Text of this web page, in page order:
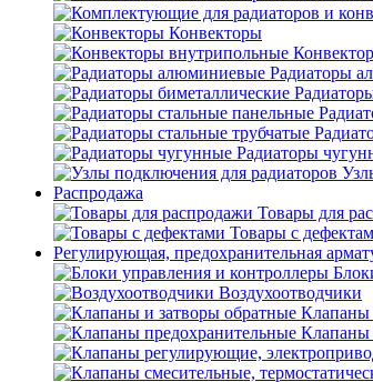
Конвекторы
Радиаторы
Радиаторы
Распродажа
Товары для
Товары с
Регулирующая, предохранительная
Воздухоотводчики
Клапаны
Клапаны